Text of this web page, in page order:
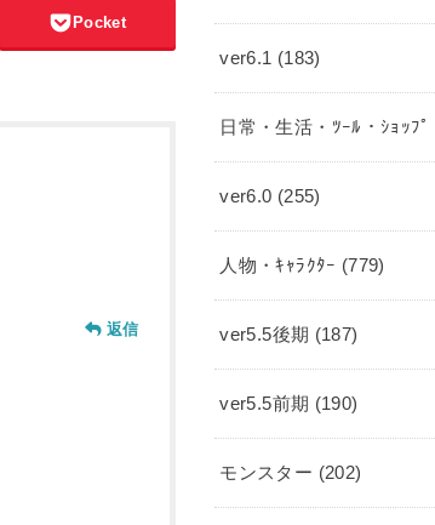
Pocket
返信
ver6.1 (183)
日常・生活・ﾂｰﾙ・ｼｮｯﾌﾟ
ver6.0 (255)
人物・ｷｬﾗｸﾀｰ (779)
ver5.5後期 (187)
ver5.5前期 (190)
モンスター (202)